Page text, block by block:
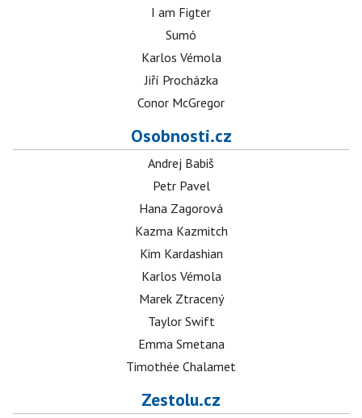
I am Figter
Sumó
Karlos Vémola
Jiří Procházka
Conor McGregor
Osobnosti.cz
Andrej Babiš
Petr Pavel
Hana Zagorová
Kazma Kazmitch
Kim Kardashian
Karlos Vémola
Marek Ztracený
Taylor Swift
Emma Smetana
Timothée Chalamet
Zestolu.cz